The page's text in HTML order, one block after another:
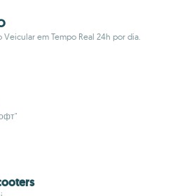
Veicular em Tempo Real 24h por dia.